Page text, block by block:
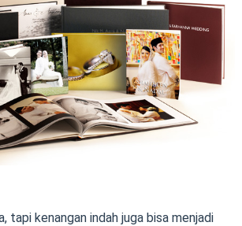
tapi kenangan indah juga bisa menjadi